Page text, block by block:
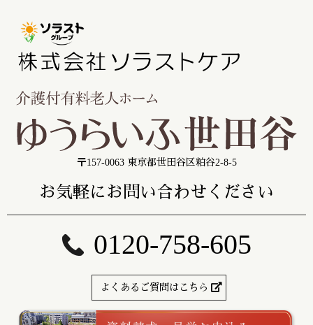
〒157-0063 東京都世田谷区粕谷2-8-5
お気軽にお問い合わせください
0120-758-605
よくあるご質問はこちら